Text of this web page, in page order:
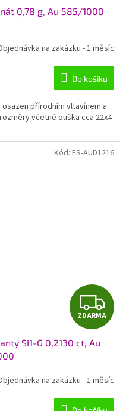
R
M
A
0,78 g, Au 585/1000
na zakázku - 1 měsíc
Do košíku
přírodním vltavínem a
včetně ouška cca 22x4
Z
D
R
M
ZDARMA
SI1-G 0,2130 ct, Au
na zakázku - 1 měsíc
Kód: ES-AUD1216